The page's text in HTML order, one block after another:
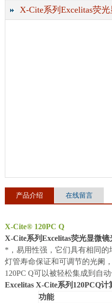
X-Cite系列Excelitas荧
产品介绍 在线留言
X-Cite® 120PC Q
X-Cite系列Excelitas荧光显微镜
*，易用性强，它们具有相同
灯管寿命保证和可调节的光阑
120PC Q可以被轻松集成到自
Excelitas X-Cite系列120PCQ
功能